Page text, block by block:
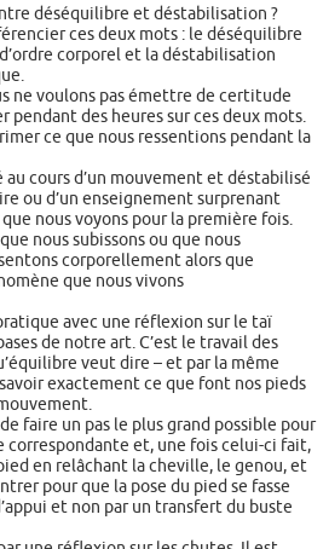
déséquilibre et déstabilisation ?
ces deux mots : le déséquilibre
corporel et la déstabilisation
ne voulons pas émettre de certitude
pendant des heures sur ces deux mots.
ce que nous ressentions pendant la
cours d’un mouvement et déstabilisé
ou d’un enseignement surprenant
nous voyons pour la première fois.
nous subissons ou que nous
corporellement alors que
que nous vivons
avec une réflexion sur le taï
de notre art. C’est le travail des
veut dire – et par la même
exactement ce que font nos pieds
faire un pas le plus grand possible pour
correspondante et, une fois celui-ci fait,
en relâchant la cheville, le genou, et
pour que la pose du pied se fasse
et non par un transfert du buste